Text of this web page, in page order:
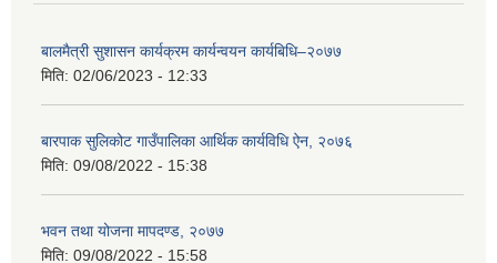
बालमैत्री सुशासन कार्यक्रम कार्यन्वयन कार्यबिधि–२०७७
मिति: 02/06/2023 - 12:33
बारपाक सुलिकोट गाउँपालिका आर्थिक कार्यविधि ऐन, २०७६
मिति: 09/08/2022 - 15:38
भवन तथा योजना मापदण्ड, २०७७
मिति: 09/08/2022 - 15:58